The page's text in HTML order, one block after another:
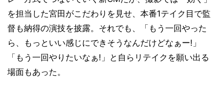
を担当した宮田がこだわりを見せ、本番1テイク目で監
督も納得の演技を披露。それでも、「もう一回やった
ら、もっといい感じにできそうなんだけどなぁー!」
「もう一回やりたいなぁ!」と自らリテイクを願い出る
場面もあった。